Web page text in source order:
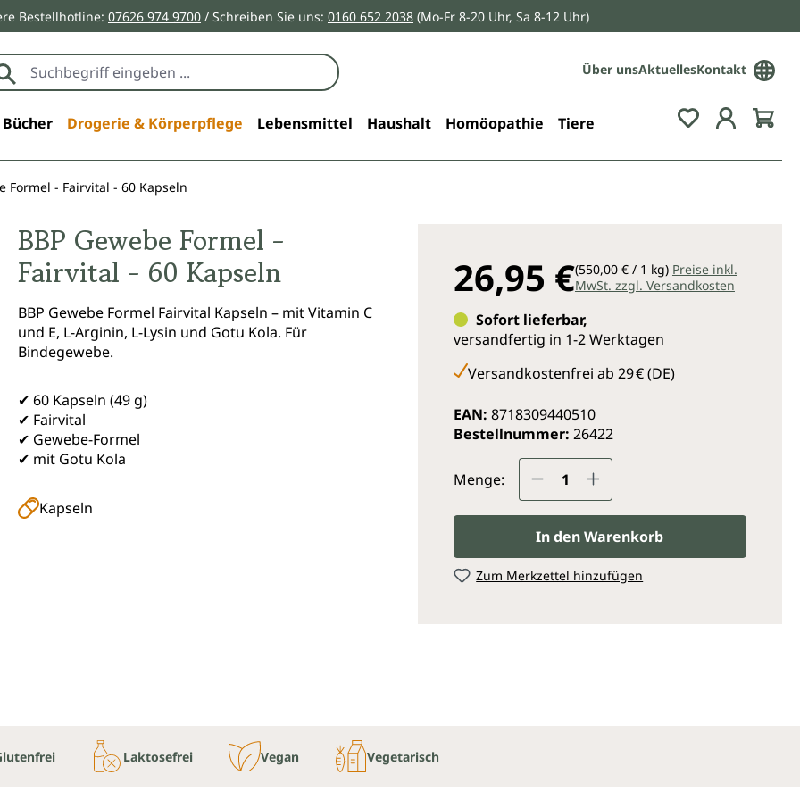
Bestellhotline: 07626 974 9700 / Schreiben Sie uns: 0160 652 2038 (Mo-Fr 8-20 Uhr, Sa 8-12 Uhr)
Über unsAktuellesKontakt
Bücher Drogerie & Körperpflege Lebensmittel Haushalt Homöopathie Tiere Du hast 0
Formel - Fairvital - 60 Kapseln
BBP Gewebe Formel -
Fairvital - 60 Kapseln
BBP Gewebe Formel Fairvital Kapseln – mit Vitamin C
und E, L-Arginin, L-Lysin und Gotu Kola. Für
Bindegewebe.
✔ 60 Kapseln (49 g)
✔ Fairvital
✔ Gewebe-Formel
✔ mit Gotu Kola
Kapseln
26,95 €(550,00 € / 1 kg) Preise inkl.
MwSt. zzgl. Versandkosten
Sofort lieferbar,
versandfertig in 1-2 Werktagen
Versandkostenfrei ab 29 € (DE)
EAN: 8718309440510
Bestellnummer: 26422
Menge: Produkt Anzahl: Gib den
In den Warenkorb
Zum Merkzettel hinzufügen
Laktosefrei Vegan Vegetarisch